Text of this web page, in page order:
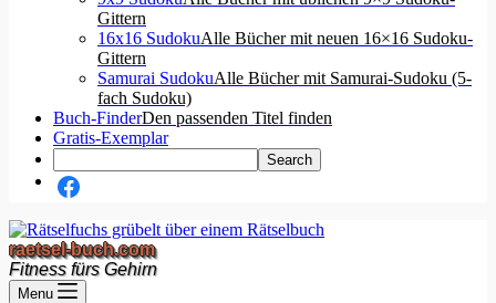
Gittern
16x16 SudokuAlle Bücher mit neuen 16×16 Sudoku-
Gittern
Samurai SudokuAlle Bücher mit Samurai-Sudoku (5-
fach Sudoku)
Buch-FinderDen passenden Titel finden
Gratis-Exemplar
raetsel-buch.com
Fitness fürs Gehirn
Menu